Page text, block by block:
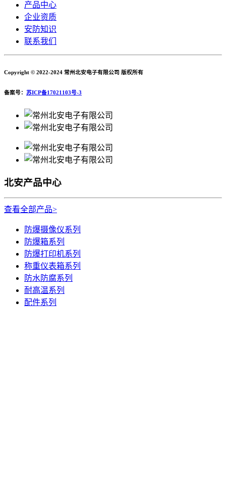
产品中心
企业资质
安防知识
联系我们
Copyright © 2022-2024 常州北安电子有限公司 版权所有
备案号： 苏ICP备17021103号-3
北安产品中心
查看全部产品>
防爆摄像仪系列
防爆箱系列
防爆打印机系列
称重仪表箱系列
防水防腐系列
耐高温系列
配件系列